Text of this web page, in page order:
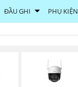
ĐẦU GHI PHỤ KIỆN